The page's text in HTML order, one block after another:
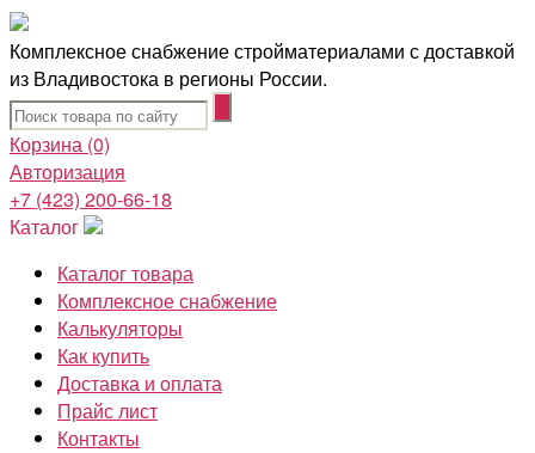
Комплексное снабжение стройматериалами с доставкой
из Владивостока в регионы России.
Корзина (0)
Авторизация
+7 (423) 200-66-18
Каталог
Каталог товара
Комплексное снабжение
Калькуляторы
Как купить
Доставка и оплата
Прайс лист
Контакты